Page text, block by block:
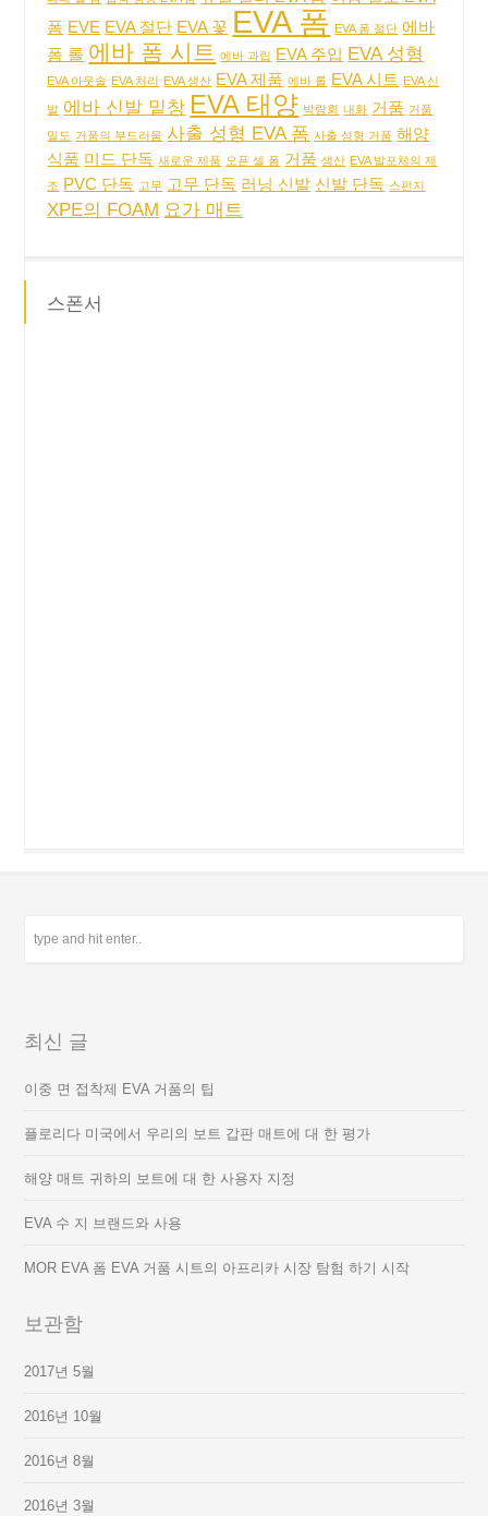
폼 EVE EVA 절단 EVA 꽃 EVA 폼 EVA 폼 절단 에바
폼 롤 에바 폼 시트 에바 과립 EVA 주입 EVA 성형
EVA 아웃솔 EVA 처리 EVA 생산 EVA 제품 에바 롤 EVA 시트 EVA 신
발 에바 신발 밑창 EVA 태양 박람회 내화 거품 거품
밀도 거품의 부드러움 사출 성형 EVA 폼 사출 성형 거품 해양
식품 미드 단독 새로운 제품 오픈 셀 폼 거품 생산 EVA 발포체의 제
조 PVC 단독 고무 고무 단독 러닝 신발 신발 단독 스펀지
XPE의 FOAM 요가 매트
스폰서
최신 글
이중 면 접착제 EVA 거품의 팁
플로리다 미국에서 우리의 보트 갑판 매트에 대 한 평가
해양 매트 귀하의 보트에 대 한 사용자 지정
EVA 수 지 브랜드와 사용
MOR EVA 폼 EVA 거품 시트의 아프리카 시장 탐험 하기 시작
보관함
2017년 5월
2016년 10월
2016년 8월
2016년 3월